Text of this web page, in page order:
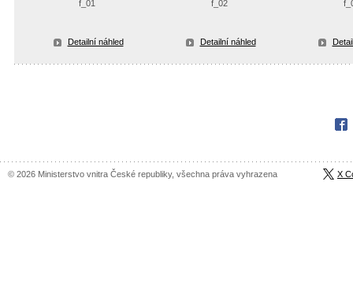
f_01
Detailní náhled
f_02
Detailní náhled
© 2026 Ministerstvo vnitra České republiky, všechna práva vyhrazena X